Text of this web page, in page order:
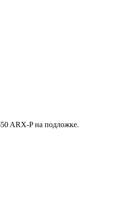
ARX-P на подложке.